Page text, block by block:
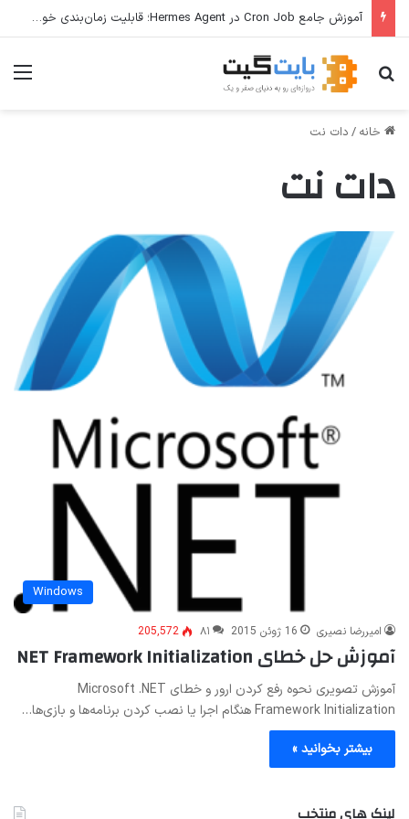
آموزش جامع Cron Job در Hermes Agent؛ قابلیت زمان‌بندی خودکار وظایف
جستجو برای
خانه / دات نت
دات نت
Windows
امیررضا نصیری 16 ژوئن 2015 ۸۱ 205,572
آموزش حل خطای NET Framework Initialization
آموزش تصویری نحوه رفع کردن ارور و خطای Microsoft .NET
Framework Initialization هنگام اجرا یا نصب کردن برنامه‌ها و بازی‌ها…
بیشتر بخوانید »
لینک های منتخب